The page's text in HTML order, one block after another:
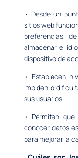
• Desde un
sitios web
preferencias
almacenar el
dispositivo de
• Establecen
Impiden o
sus usuarios.
• Permiten
conocer datos
para mejorar la